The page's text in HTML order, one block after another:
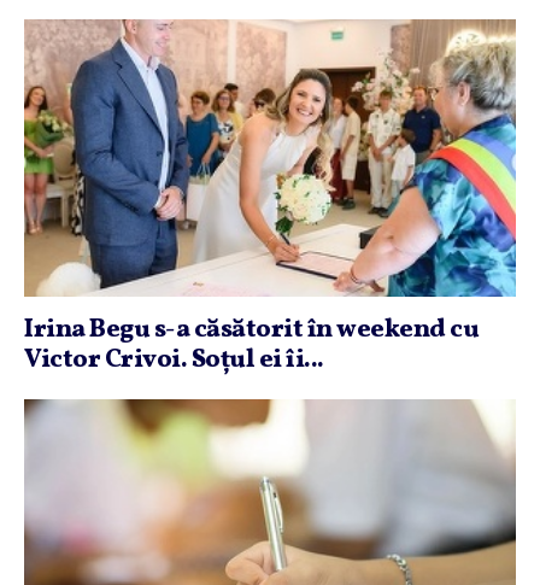
Irina Begu s-a căsătorit în weekend cu
Victor Crivoi. Soţul ei îi...